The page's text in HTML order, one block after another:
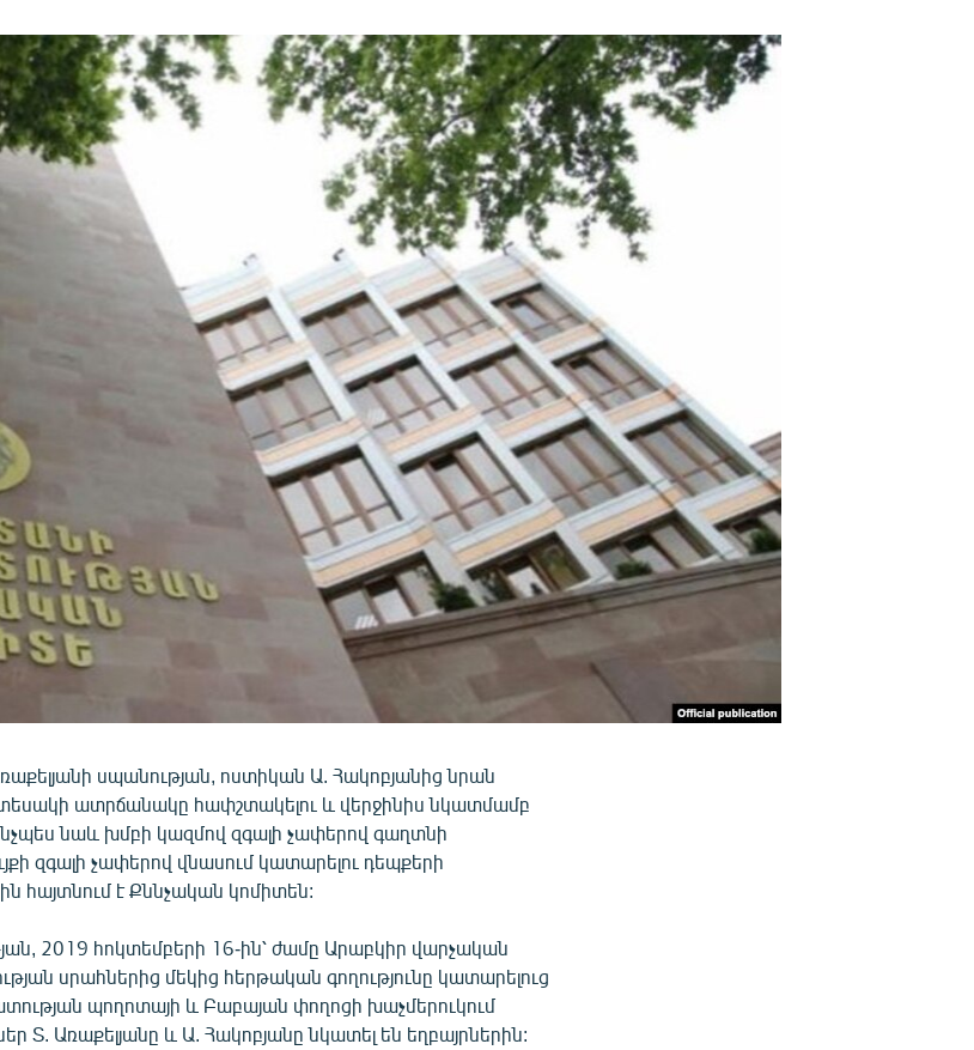
սպանության, ոստիկան Ա. Հակոբյանից նրան
ատրճանակը հափշտակելու և վերջինիս նկատմամբ
ինչպես նաև խմբի կազմով զգալի չափերով գաղտնի
զգալի չափերով վնասում կատարելու դեպքերի
հայտնում է Քննչական կոմիտեն:
2019 հոկտեմբերի 16-ին՝ ժամը Արաբկիր վարչական
սրահներից մեկից հերթական գողությունը կատարելուց
պողոտայի և Բաբայան փողոցի խաչմերուկում
Տ. Առաքելյանը և Ա. Հակոբյանը նկատել են եղբայրներին: